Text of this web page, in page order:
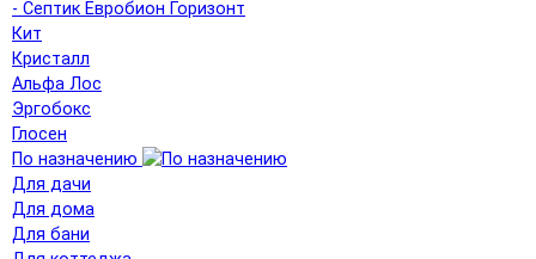
- Септик Евробион Горизонт
Кит
Кристалл
Альфа Лос
Эргобокс
Глосен
По назначению
Для дачи
Для дома
Для бани